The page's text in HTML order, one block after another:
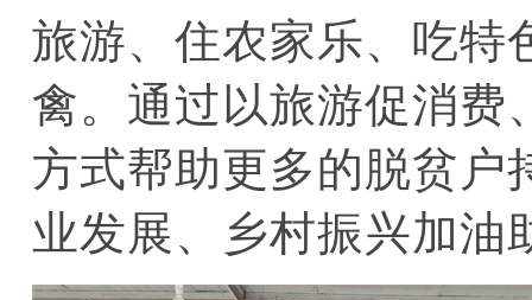
旅游、住农家乐、吃特
禽。通过以旅游促消费
方式帮助更多的脱贫户
业发展、乡村振兴加油